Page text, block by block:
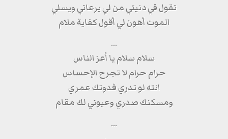
تقول في دنيتي من لي يرعاني ويسلي
الموت أهون لي أقول كفاية ملام
...
سلام سلام يا أعز الناس
حرام حرام لا تجرح الإحساس
انته لو تدري فدوتك عمري
ومسكنك صدري وعيوني لك مقام
...